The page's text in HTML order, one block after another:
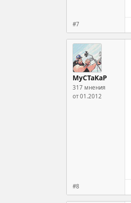
#7
MyCTaKaP
317 мнения
от 01.2012
#8